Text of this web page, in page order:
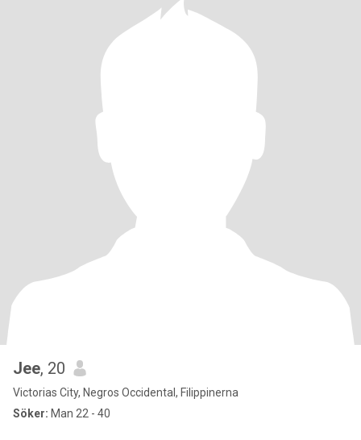
Jee, 20
Victorias City, Negros Occidental, Filippinerna
Söker: Man 22 - 40